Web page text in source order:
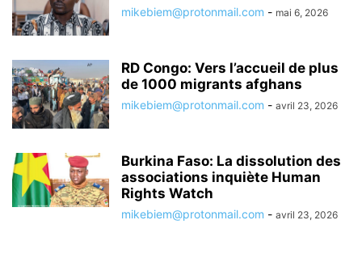
mikebiem@protonmail.com - mai 6, 2026
RD Congo: Vers l’accueil de plus
de 1000 migrants afghans
mikebiem@protonmail.com - avril 23, 2026
Burkina Faso: La dissolution des
associations inquiète Human
Rights Watch
mikebiem@protonmail.com - avril 23, 2026